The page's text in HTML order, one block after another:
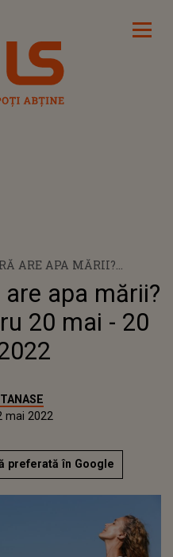
ARE APA MĂRII?
20 MAI - 20 IUNIE 2022
apa mării?
20 mai - 20
mai 2022
preferată în Google